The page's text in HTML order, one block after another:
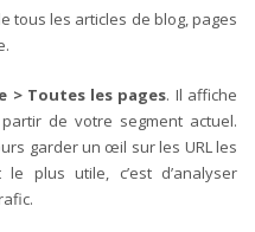
tous les articles de blog, pages
> Toutes les pages. Il affiche
de votre segment actuel.
garder un œil sur les URL les
plus utile, c’est d’analyser